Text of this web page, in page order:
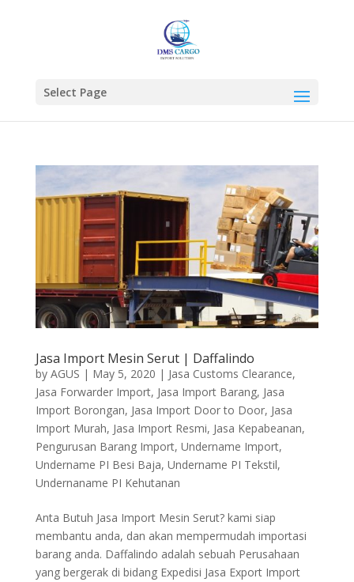
Select Page
Jasa Import Mesin Serut | Daffalindo
by AGUS | May 5, 2020 | Jasa Customs Clearance,
Jasa Forwarder Import, Jasa Import Barang, Jasa
Import Borongan, Jasa Import Door to Door, Jasa
Import Murah, Jasa Import Resmi, Jasa Kepabeanan,
Pengurusan Barang Import, Undername Import,
Undername PI Besi Baja, Undername PI Tekstil,
Undernaname PI Kehutanan
Anta Butuh Jasa Import Mesin Serut? kami siap
membantu anda, dan akan mempermudah importasi
barang anda. Daffalindo adalah sebuah Perusahaan
yang bergerak di bidang Expedisi Jasa Export Import